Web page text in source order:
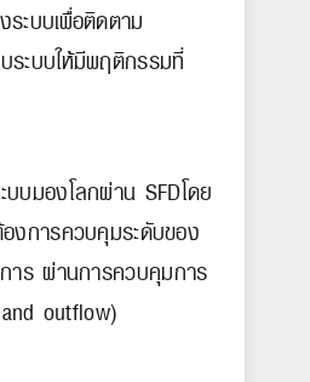
ระบบเพื่อติดตาม
ระบบให้มีพฤติกรรมที่
บบมองโลกผ่าน SFDโดย
งการควบคุมระดับของ
าร ผ่านการควบคุมการ
outflow)